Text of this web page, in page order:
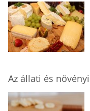
Az állati és